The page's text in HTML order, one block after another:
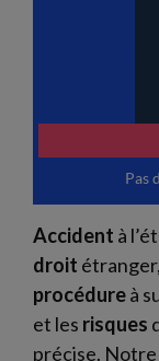
Accident à
droit étranger,
procédureà
et les risques
précise. Notre